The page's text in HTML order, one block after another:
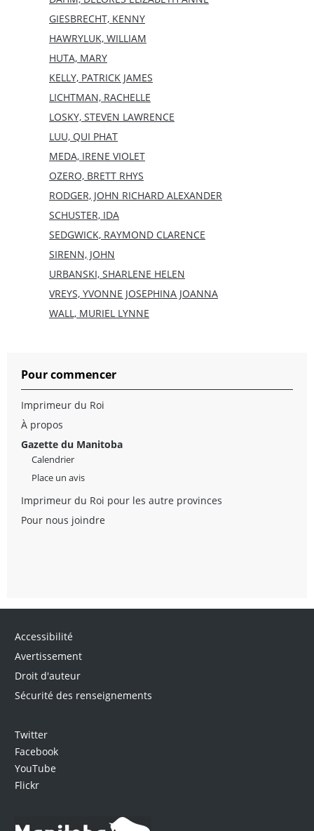
GIESBRECHT, KENNY
HAWRYLUK, WILLIAM
HUTA, MARY
KELLY, PATRICK JAMES
LICHTMAN, RACHELLE
LOSKY, STEVEN LAWRENCE
LUU, QUI PHAT
MEDA, IRENE VIOLET
OZERO, BRETT RHYS
RODGER, JOHN RICHARD ALEXANDER
SCHUSTER, IDA
SEDGWICK, RAYMOND CLARENCE
SIRENN, JOHN
URBANSKI, SHARLENE HELEN
VREYS, YVONNE JOSEPHINA JOANNA
WALL, MURIEL LYNNE
Pour commencer
Imprimeur du Roi
À propos
Gazette du Manitoba
Calendrier
Place un avis
Imprimeur du Roi pour les autre provinces
Pour nous joindre
Accessibilité
Avertissement
Droit d'auteur
Sécurité des renseignements
Twitter
Facebook
YouTube
Flickr